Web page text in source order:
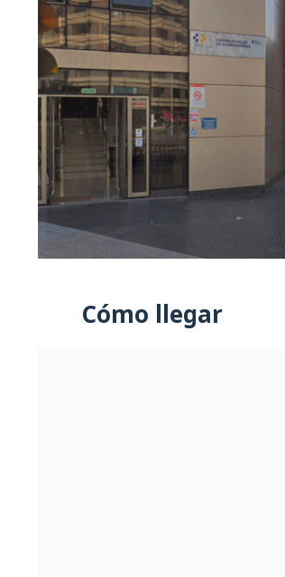
Cómo llegar